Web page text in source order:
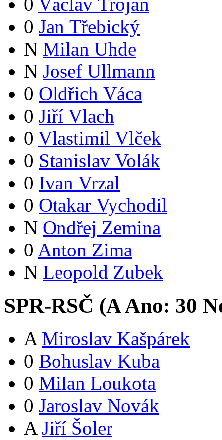
0 Václav Trojan
0 Jan Třebický
N Milan Uhde
N Josef Ullmann
0 Oldřich Váca
0 Jiří Vlach
0 Vlastimil Vlček
0 Stanislav Volák
0 Ivan Vrzal
0 Otakar Vychodil
N Ondřej Zemina
0 Anton Zima
N Leopold Zubek
SPR-RSČ (AAno: 30
A Miroslav Kašpárek
0 Bohuslav Kuba
0 Milan Loukota
0 Jaroslav Novák
A Jiří Šoler